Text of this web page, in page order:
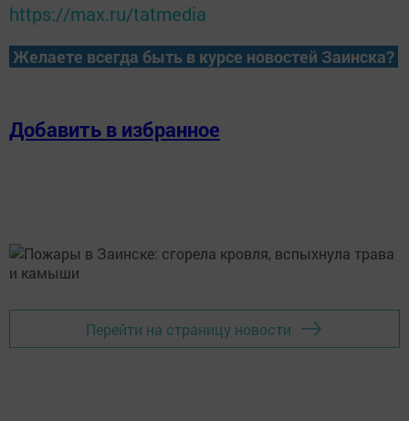
https://max.ru/tatmedia
Желаете всегда быть в курсе новостей Заинска?
Добавить в избранное
Перейти на страницу новости